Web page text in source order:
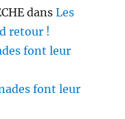
dansLes
retour !
font leur
font leur